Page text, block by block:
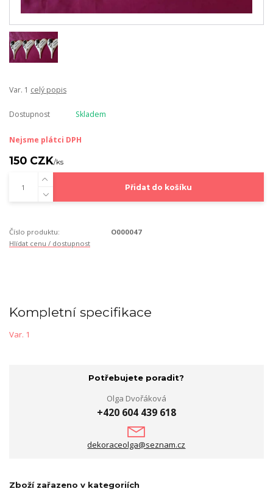
Var. 1 celý popis
Dostupnost Skladem
Nejsme plátci DPH
150 CZK/ks
Přidat do košíku
Číslo produktu:
O000047
Hlídat cenu / dostupnost
Kompletní specifikace
Var. 1
Potřebujete poradit?
Olga Dvořáková
+420 604 439 618
dekoraceolga@seznam.cz
Zboží zařazeno v kategoriích